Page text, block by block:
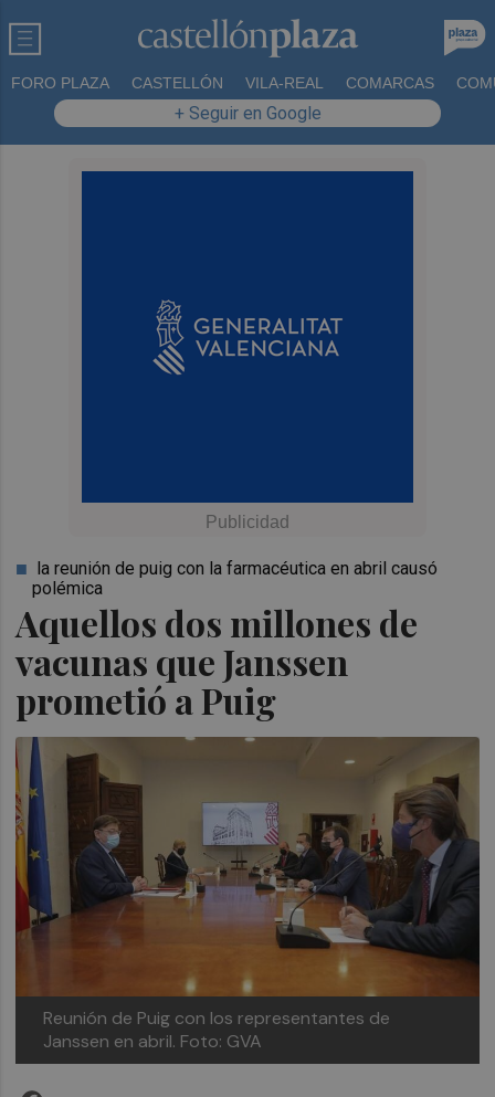
FORO PLAZA CASTELLÓN VILA-REAL COMARCAS
+ Seguir en Google
Aquellos dos millones de
vacunas que Janssen
prometió a Puig
la reunión de puig con la farmacéutica en abril causó
polémica
Reunión de Puig con los representantes de
Janssen en abril. Foto: GVA